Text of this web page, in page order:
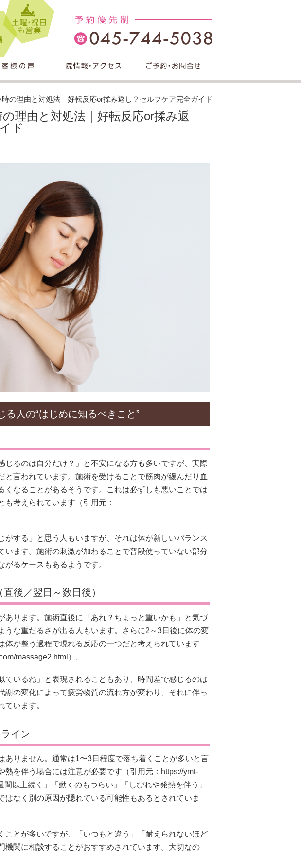
の理由と対処法｜好転反応or揉み返し？セルフケア完全ガイド
理由と対処法｜好転反応or揉み返
ド
人の“はじめに知るべきこと”
じるのは自分だけ？」と不安になる方も多いですが、実際
と言われています。施術を受けることで筋肉が緩んだり血
くなることがあるそうです。これは必ずしも悪いことでは
考えられています（引用元：
がする」と思う人もいますが、それは体が新しいバランス
います。施術の刺激が加わることで普段使っていない部分
るケースもあるようです。
後／翌日～数日後）
あります。施術直後に「あれ？ちょっと重いかも」と気づ
うな重だるさが出る人もいます。さらに2～3日後に体の変
体が整う過程で現れる反応の一つだと考えられています
massage2.html）。
ているね」と表現されることもあり、時間差で感じるのは
謝の変化によって疲労物質の流れ方が変わり、それに伴っ
ています。
イン
ありません。通常は1〜3日程度で落ち着くことが多いと言
を伴う場合には注意が必要です（引用元： https://ymt-
以上続く」「動くのもつらい」「しびれや発熱を伴う」
はなく別の原因が隠れている可能性もあるとされていま
ことが多いですが、「いつもと違う」「耐えられないほど
機関に相談することがおすすめされています。大切なの